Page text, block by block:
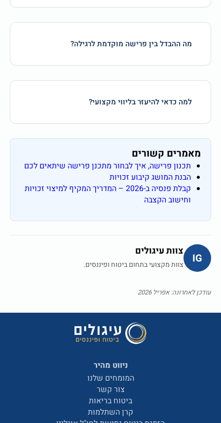
מה ההבדל בין פרישה מוקדמת לרגילה?
למה כדאי להיעזר בליווי מקצועי?
מאמרים קשורים
תכנון פרישה, איך לבחור מתכנן פרישה שיתאים לכם
הבנת המושג קיבוע זכויות
קבלת פנסיה ב-2026 – המדריך המקיף למיצוי זכויות
וחישוב הקצבה
IG צוות עיגולים
צוות מקצועי בתחום ביטוח ופיננסים.
עודכן לאחרונה: אפריל 2026
ניווט מהיר
המומחים שלנו
צור קשר
ביטוח בריאות
קרן השתלמות